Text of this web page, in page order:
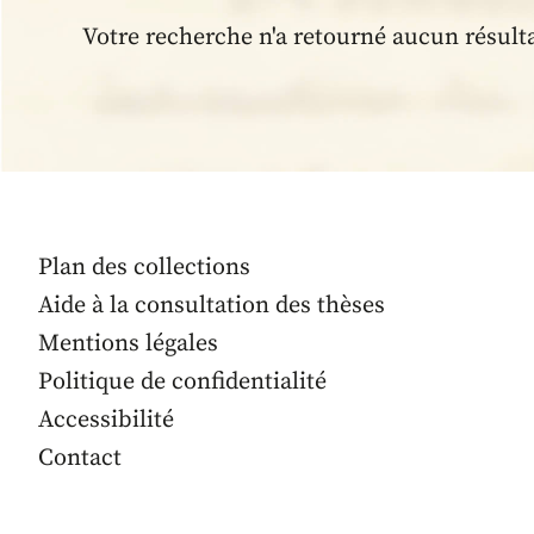
Votre recherche n'a retourné aucun
Plan des collections
Aide à la consultation des thèses
Mentions légales
Politique de confidentialité
Accessibilité
Contact